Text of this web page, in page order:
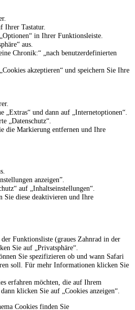
Ihrer Tastatur.
in Ihrer Funktionsleiste.
aus.
Chronik:“ „nach benutzerdefinierten
akzeptieren“ und speichern Sie Ihre
und dann auf „Internetoptionen“.
„Datenschutz“.
die Markierung entfernen und Ihre
anzeigen”.
auf „Inhaltseinstellungen“.
Sie diese deaktivieren und Ihre
Funktionsliste (graues Zahnrad in der
Sie auf „Privatsphäre“.
Sie spezifizieren ob und wann Safari
soll. Für mehr Informationen klicken Sie
erfahren möchten, die auf Ihrem
klicken Sie auf „Cookies anzeigen“.
Cookies finden Sie